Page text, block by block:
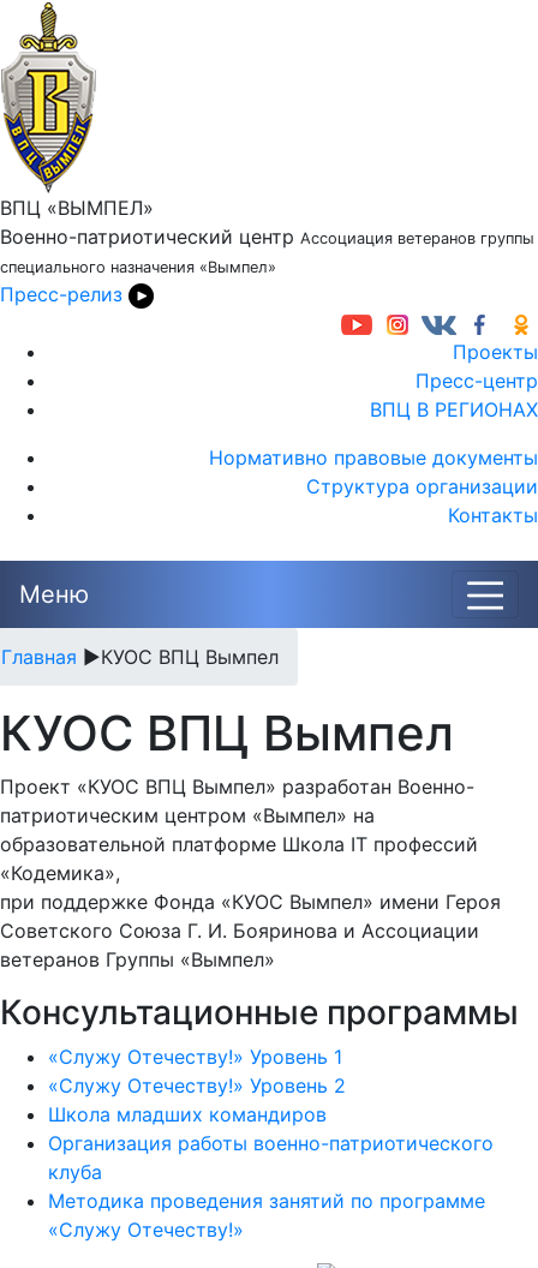
ВПЦ «ВЫМПЕЛ»
Военно-патриотический центр Ассоциация ветеранов группы
специального назначения «Вымпел»
Пресс-релиз
Проекты
Пресс-центр
ВПЦ В РЕГИОНАХ
Нормативно правовые документы
Структура организации
Контакты
Меню
Главная ►КУОС ВПЦ Вымпел
КУОС ВПЦ Вымпел
Проект «КУОС ВПЦ Вымпел» разработан Военно-
патриотическим центром «Вымпел» на
образовательной платформе Школа IT профессий
«Кодемика»,
при поддержке Фонда «КУОС Вымпел» имени Героя
Советского Союза Г. И. Бояринова и Ассоциации
ветеранов Группы «Вымпел»
Консультационные программы
«Служу Отечеству!» Уровень 1
«Служу Отечеству!» Уровень 2
Школа младших командиров
Организация работы военно-патриотического
клуба
Методика проведения занятий по программе
«Служу Отечеству!»